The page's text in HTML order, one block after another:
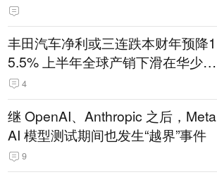
丰田汽车净利或三连跌本财年预降1
5.5% 上半年全球产销下滑在华少卖
14.3万辆
4
继 OpenAI、Anthropic 之后，Meta
AI 模型测试期间也发生“越界”事件
9